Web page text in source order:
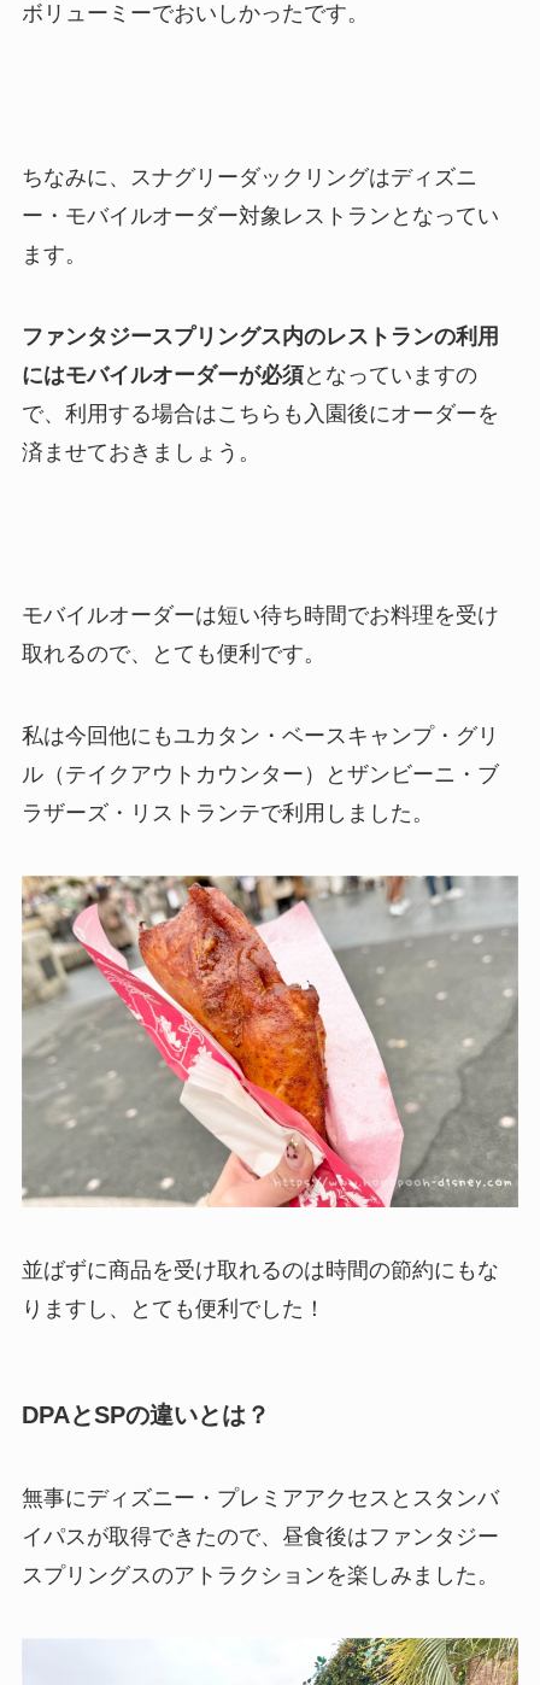
ボリューミーでおいしかったです。
ちなみに、スナグリーダックリングはディズニ
ー・モバイルオーダー対象レストランとなってい
ます。
ファンタジースプリングス内のレストランの利用
にはモバイルオーダーが必須となっていますの
で、利用する場合はこちらも入園後にオーダーを
済ませておきましょう。
モバイルオーダーは短い待ち時間でお料理を受け
取れるので、とても便利です。
私は今回他にもユカタン・ベースキャンプ・グリ
ル（テイクアウトカウンター）とザンビーニ・ブ
ラザーズ・リストランテで利用しました。
並ばずに商品を受け取れるのは時間の節約にもな
りますし、とても便利でした！
DPAとSPの違いとは？
無事にディズニー・プレミアアクセスとスタンバ
イパスが取得できたので、昼食後はファンタジー
スプリングスのアトラクションを楽しみました。